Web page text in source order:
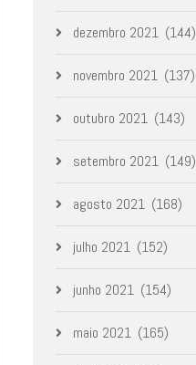
dezembro 2021 (144)
novembro 2021 (137)
outubro 2021 (143)
setembro 2021 (149)
agosto 2021 (168)
julho 2021 (152)
junho 2021 (154)
maio 2021 (165)